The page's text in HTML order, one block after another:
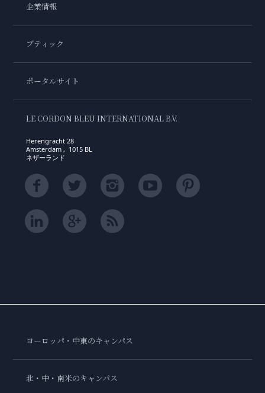
企業情報
ブティック
ポータルサイト
LE CORDON BLEU INTERNATIONAL B.V.
Herengracht 28
Amsterdam , 1015 BL
ネザーランド
ヨーロッパ・中東のキャンパス
北・中・南米のキャンパス